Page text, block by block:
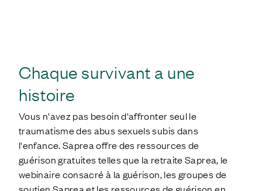
Chaque survivant a une
histoire
Vous n'avez pas besoin d'affronter seul le
traumatisme des abus sexuels subis dans
l'enfance. Saprea offre des ressources de
guérison gratuites telles que la retraite Saprea, le
webinaire consacré à la guérison, les groupes de